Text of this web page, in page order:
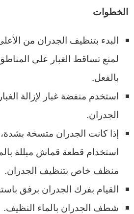
الخطوات
البدء بتنظيف الجدران من
لمنع تساقط الغبار على
بالفعل.
استخدم منفضة غبار لإزالة
الجدران.
إذا كانت الجدران متسخة
استخدام قطعة قماش مبللة
منظف خاص بتنظيف الجدران.
القيام بفرك الجدران برفق
شطف الجدران بالماء النظيف.